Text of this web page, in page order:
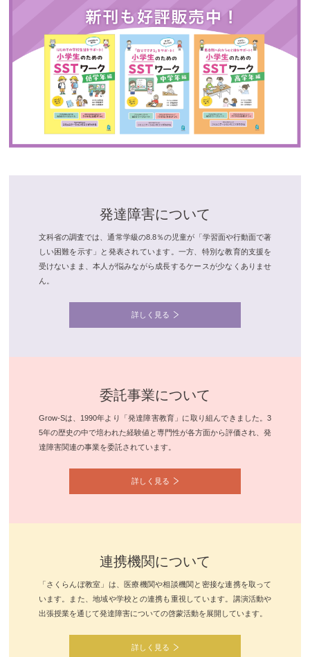
発達障害について
文科省の調査では、通常学級の8.8％の児童が「学習面や行動面で著
しい困難を示す」と発表されています。一方、特別な教育的支援を
受けないまま、本人が悩みながら成長するケースが少なくありませ
ん。
詳しく見る
委託事業について
Grow-Sは、1990年より「発達障害教育」に取り組んできました。3
5年の歴史の中で培われた経験値と専門性が各方面から評価され、発
達障害関連の事業を委託されています。
詳しく見る
連携機関について
「さくらんぼ教室」は、医療機関や相談機関と密接な連携を取って
います。また、地域や学校との連携も重視しています。講演活動や
出張授業を通じて発達障害についての啓蒙活動を展開しています。
詳しく見る